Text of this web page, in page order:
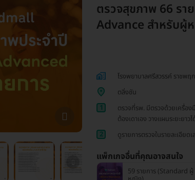
ตรวจสุขภาพ 66 รา
Advance สำหรับผู้
โรงพยาบาลศรีสวรรค์ ราชพฤ
ตลิ่งชัน
1
ตรวจที่รพ. มีตรวจด้วยเครื่อ
ต้องเดาเอง วางแผนระยะยาวไ
2
ดูรายการตรวจในรายละเอียดเ
แพ็กเกจอื่นที่คุณอาจสนใจ
59 รายการ (Standard ผู้